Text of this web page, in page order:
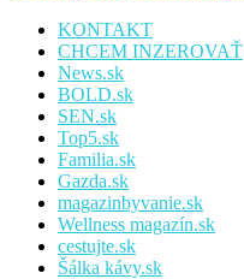
KONTAKT
CHCEM INZEROVAŤ
News.sk
BOLD.sk
SEN.sk
Top5.sk
Familia.sk
Gazda.sk
magazinbyvanie.sk
Wellness magazín.sk
cestujte.sk
Šálka kávy.sk